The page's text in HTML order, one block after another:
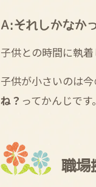
A:それしかなか
子供との時間に執着
子供が小さいのは
ね？ ってかんじです。
職場